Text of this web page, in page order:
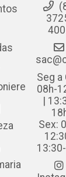
Seg a
08h-
|
Sex: